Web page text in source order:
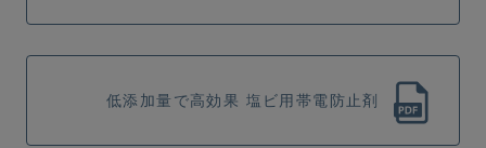
低添加量で高効果 塩ビ用帯電防止剤